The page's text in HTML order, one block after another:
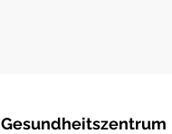
Gesundheitszentrum